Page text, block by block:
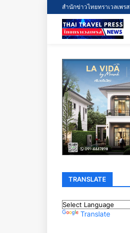
สำนักข่าวไทยทราเวลเพรส
TRANSLATE
Translate